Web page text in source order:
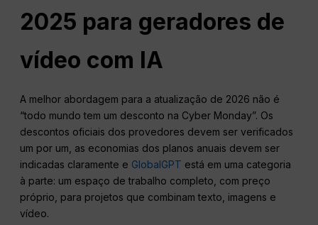
2025 para geradores de
vídeo com IA
A melhor abordagem para a atualização de 2026 não é
“todo mundo tem um desconto na Cyber Monday”. Os
descontos oficiais dos provedores devem ser verificados
um por um, as economias dos planos anuais devem ser
indicadas claramente e GlobalGPT está em uma categoria
à parte: um espaço de trabalho completo, com preço
próprio, para projetos que combinam texto, imagens e
vídeo.